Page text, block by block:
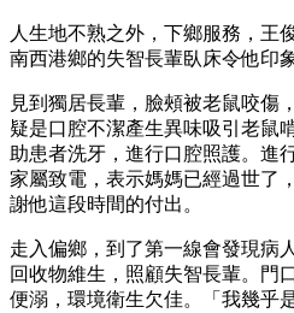
人生地不熟之外，下鄉服務，王
南西港鄉的失智長輩臥床令他印
見到獨居長輩，臉頰被老鼠咬傷
疑是口腔不潔產生異味吸引老鼠
助患者洗牙，進行口腔照護。進
家屬致電，表示媽媽已經過世了
謝他這段時間的付出。
走入偏鄉，到了第一線會發現病
回收物維生，照顧失智長輩。門
便溺，環境衛生欠佳。「我幾乎